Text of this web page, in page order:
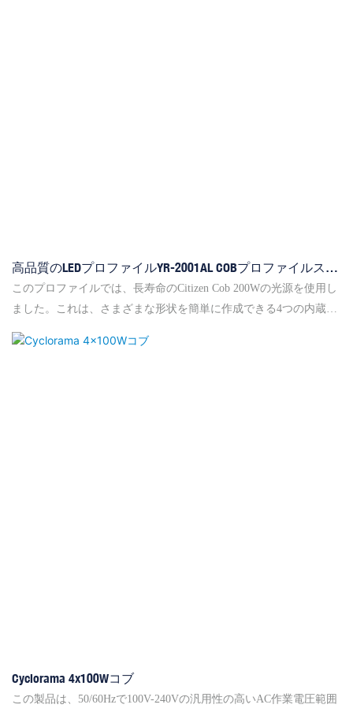
高品質のLEDプロファイルYR-2001AL COBプロファイルスポ
ットライト200W
このプロファイルでは、長寿命のCitizen Cob 200Wの光源を使用し
ました。これは、さまざまな形状を簡単に作成できる4つの内蔵バ
ーンドアです。 完全なアルミニウムハウスと良質のファンのため
に熱散逸の問題は発生しません。私たちの内側の構造設計は、光
Cyclorama 4x100Wコブ
この製品は、50/60Hzで100V-240Vの汎用性の高いAC作業電圧範囲